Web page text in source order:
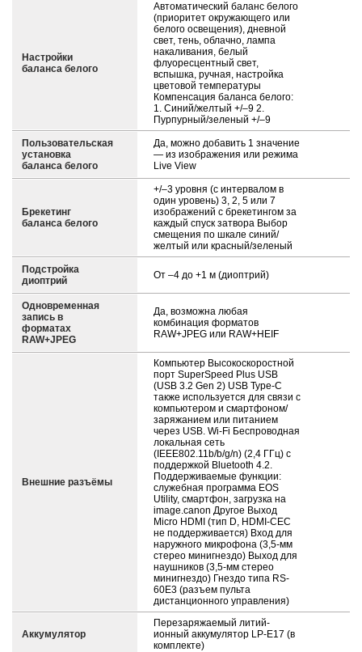
Настройки
баланса белого
Автоматический баланс белого
(приоритет окружающего или
белого освещения), дневной
свет, тень, облачно, лампа
накаливания, белый
флуоресцентный свет,
вспышка, ручная, настройка
цветовой температуры
Компенсация баланса белого:
1. Синий/желтый +/–9 2.
Пурпурный/зеленый +/–9
Пользовательская
установка
баланса белого
Да, можно добавить 1 значение
— из изображения или режима
Live View
Брекетинг
баланса белого
+/–3 уровня (с интервалом в
один уровень) 3, 2, 5 или 7
изображений с брекетингом за
каждый спуск затвора Выбор
смещения по шкале синий/
желтый или красный/зеленый
Подстройка
диоптрий
От –4 до +1 м (диоптрий)
Одновременная
запись в
форматах
RAW+JPEG
Да, возможна любая
комбинация форматов
RAW+JPEG или RAW+HEIF
Внешние разъёмы
Компьютер Высокоскоростной
порт SuperSpeed Plus USB
(USB 3.2 Gen 2) USB Type-C
также используется для связи с
компьютером и смартфоном/
заряжанием или питанием
через USB. Wi-Fi Беспроводная
локальная сеть
(IEEE802.11b/b/g/n) (2,4 ГГц) с
поддержкой Bluetooth 4.2.
Поддерживаемые функции:
служебная программа EOS
Utility, смартфон, загрузка на
image.canon Другое Выход
Micro HDMI (тип D, HDMI-CEC
не поддерживается) Вход для
наружного микрофона (3,5-мм
стерео минигнездо) Выход для
наушников (3,5-мм стерео
минигнездо) Гнездо типа RS-
60E3 (разъем пульта
дистанционного управления)
Аккумулятор
Перезаряжаемый литий-
ионный аккумулятор LP-E17 (в
комплекте)